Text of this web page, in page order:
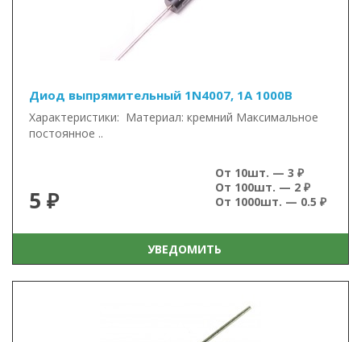
Диод выпрямительный 1N4007, 1А 1000В
Характеристики: Материал: кремний Максимальное
постоянное ..
5 ₽
От 10шт. — 3 ₽
От 100шт. — 2 ₽
От 1000шт. — 0.5 ₽
УВЕДОМИТЬ